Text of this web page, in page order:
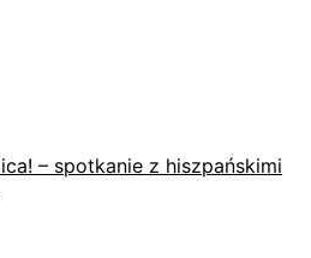
– spotkanie z hiszpańskimi